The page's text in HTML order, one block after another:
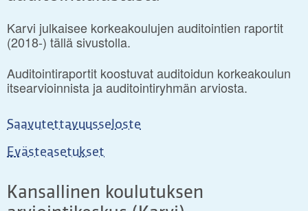
Karvi julkaisee korkeakoulujen auditointien raportit
(2018-) tällä sivustolla.
Auditointiraportit koostuvat auditoidun korkeakoulun
itsearvioinnista ja auditointiryhmän arviosta.
Saavutettavuusseloste
Evästeasetukset
Kansallinen koulutuksen